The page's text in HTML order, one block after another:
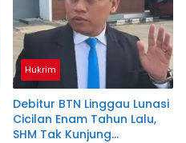
Hukrim
Debitur BTN Linggau Lunasi
Cicilan Enam Tahun Lalu,
SHM Tak Kunjung